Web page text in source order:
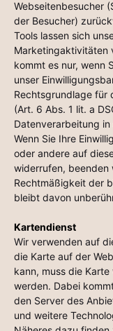
Webseitenbesucher
der Besucher)
Tools lassen sich
Marketingaktivitäten
kommt es nur, wenn
unser
Rechtsgrundlage für
(Art. 6 Abs. 1 lit. a
Datenverarbeitung
Wenn Sie Ihre
oder andere auf
widerrufen, beenden
Rechtmäßigkeit der
bleibt davon
Kartendienst
Wir verwenden auf
die Karte auf der
kann, muss die
werden. Dabei
den Server des
und weitere